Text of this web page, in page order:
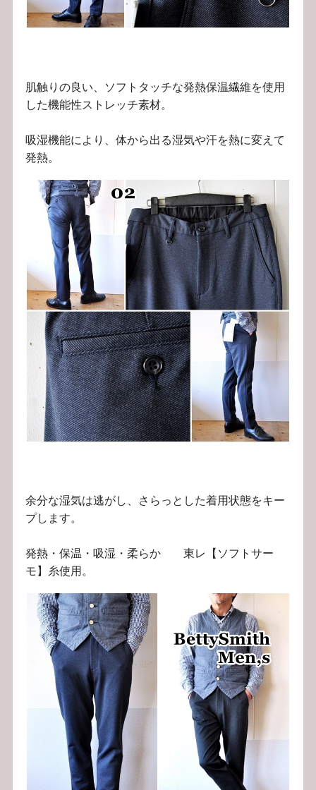
肌触りの良い、ソフトタッチな発熱保温繊維を使用
した機能性ストレッチ素材。
吸湿機能により、体から出る湿気や汗を熱に変えて
発熱。
余分な湿気は逃がし、さらっとした着用状態をキー
プします。
発熱・保温・吸湿・柔らか 東レ【ソフトサー
モ】糸使用。